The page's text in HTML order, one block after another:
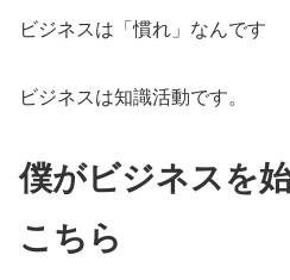
ビジネスは「慣れ」なんです
ビジネスは知識活動です。
僕がビジネスを
こちら